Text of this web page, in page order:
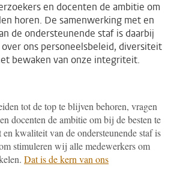
en docenten de ambitie om
horen. De samenwerking met en
de ondersteunende staf is daarbij
over ons personeelsbeleid, diversiteit
bewaken van onze integriteit.
tot de top te blijven behoren, vragen
docenten de ambitie om bij de besten te
kwaliteit van de ondersteunende staf is
stimuleren wij alle medewerkers om
Dat is de kern van ons